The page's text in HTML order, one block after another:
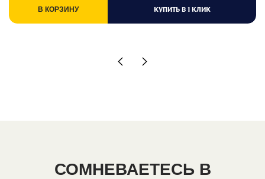
В КОРЗИНУ КУПИТЬ В 1 КЛИК
СОМНЕВАЕТЕСЬ В